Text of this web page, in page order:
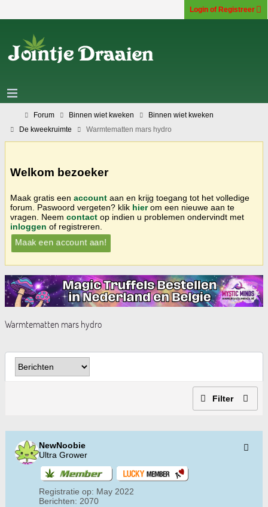
Login of Registreer
Forum Binnen wiet kweken
Binnen wiet kweken
De kweekruimte
Warmtematten mars hydro
Welkom bezoeker
Maak gratis een account aan en krijg toegang tot het volledige
forum. Paswoord vergeten? klik hierom een nieuwe aan te
vragen. Neem contact op indien u problemen ondervindt met
inloggen of registreren.
Maak een account aan!
Warmtematten mars hydro
Filter
NewNoobie
Ultra Grower
Registratie op: May 2022
Berichten: 2070